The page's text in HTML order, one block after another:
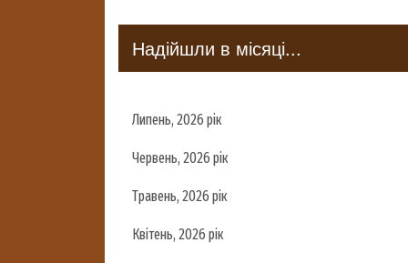
Надійшли в місяці...
Липень, 2026 рік
Червень, 2026 рік
Травень, 2026 рік
Квітень, 2026 рік